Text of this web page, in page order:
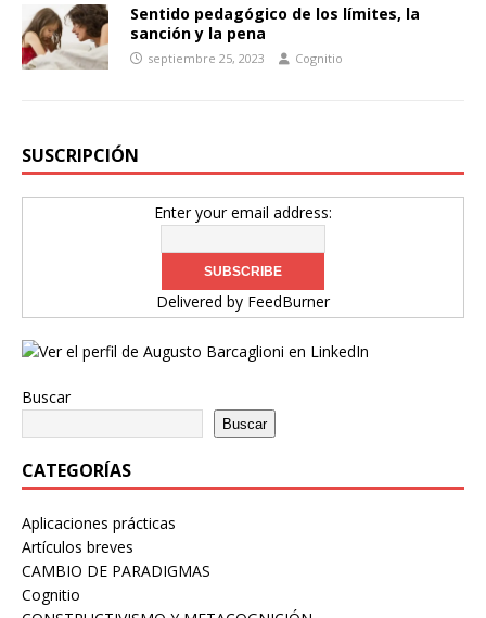
Sentido pedagógico de los límites, la
sanción y la pena
septiembre 25, 2023 Cognitio
SUSCRIPCIÓN
Enter your email address:
Delivered by FeedBurner
Buscar
Buscar
CATEGORÍAS
Aplicaciones prácticas
Artículos breves
CAMBIO DE PARADIGMAS
Cognitio